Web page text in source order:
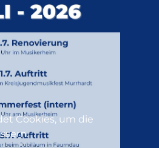
Cookies, um die